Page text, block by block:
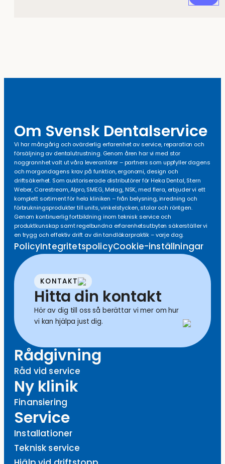
Om Svensk Dentalservice
Vi har mångårig och ovärderlig erfarenhet av service, reparation och
försäljning av dentalutrustning. Genom åren har vi med stor
noggrannhet valt ut våra leverantörer – partners som uppfyller dagens
och morgondagens krav på funktion, ergonomi, design och
driftsäkerhet. Som auktoriserade distributörer för Heka Dental, Stern
Weber, Carestream, Alpro, SMEG, Melag, NSK, med flera, erbjuder vi ett
komplett sortiment för hela kliniken – från belysning, inredning och
förbrukningsprodukter till units, vinkelstycken, stolar och röntgen.
Genom kontinuerlig fortbildning inom teknisk service och
produktkunskap samt regelbundna erfarenhetsutbyten säkerställer vi
en trygg och effektiv drift av din tandläkarpraktik – varje dag.
PolicyIntegritetspolicyCookie-inställningar
KONTAKT
Hitta din kontakt
Hör av dig till oss så berättar vi mer om hur
vi kan hjälpa just dig.
Rådgivning
Råd vid service
Ny klinik
Finansiering
Service
Installationer
Teknisk service